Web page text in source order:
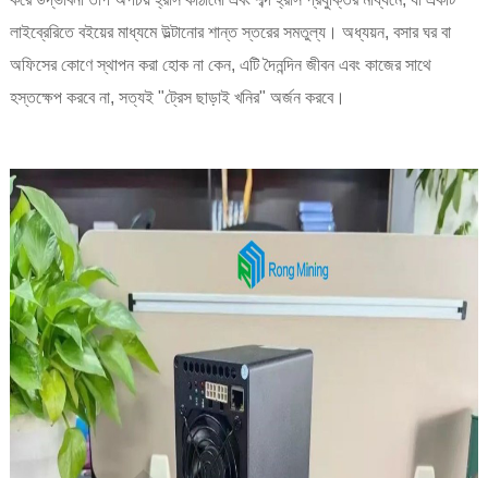
লাইব্রেরিতে বইয়ের মাধ্যমে উল্টানোর শান্ত স্তরের সমতুল্য। অধ্যয়ন, বসার ঘর বা
অফিসের কোণে স্থাপন করা হোক না কেন, এটি দৈনন্দিন জীবন এবং কাজের সাথে
হস্তক্ষেপ করবে না, সত্যই "ট্রেস ছাড়াই খনির" অর্জন করবে।